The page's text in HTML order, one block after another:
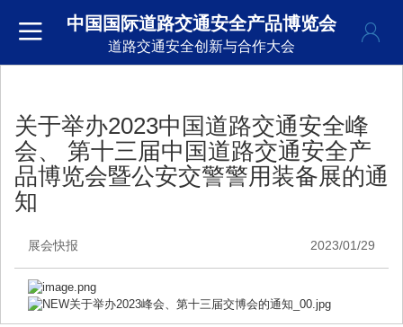
中国国际道路交通安全产品博览会
道路交通安全创新与合作大会
关于举办2023中国道路交通安全峰
会、 第十三届中国道路交通安全产
品博览会暨公安交警警用装备展的通
知
展会快报 2023/01/29